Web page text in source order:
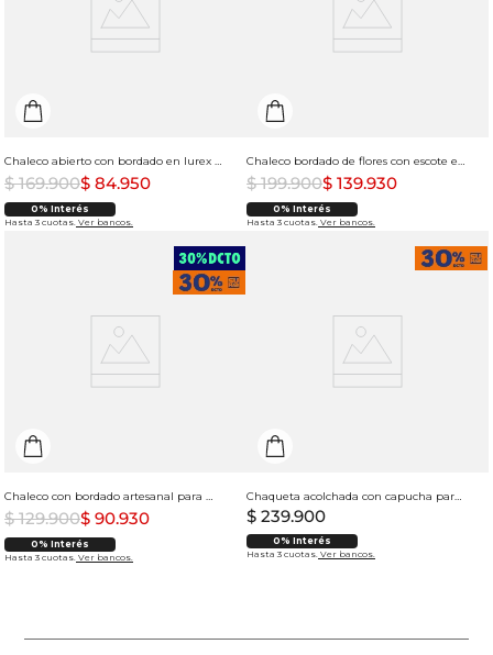
Chaleco abierto con bordado en lurex para mujer
$ 169.900$ 84.950
0% Interés
Hasta 3 cuotas. Ver bancos.
Chaleco bordado de flores con escote en V para mujer
$ 199.900$ 139.930
0% Interés
Hasta 3 cuotas. Ver bancos.
Chaleco con bordado artesanal para mujer
$ 129.900$ 90.930
0% Interés
Hasta 3 cuotas. Ver bancos.
Chaqueta acolchada con capucha para mujer
$ 239.900
0% Interés
Hasta 3 cuotas. Ver bancos.